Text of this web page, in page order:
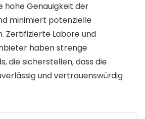
hohe Genauigkeit der
minimiert potenzielle
Zertifizierte Labore und
haben strenge
die sicherstellen, dass die
und vertrauenswürdig